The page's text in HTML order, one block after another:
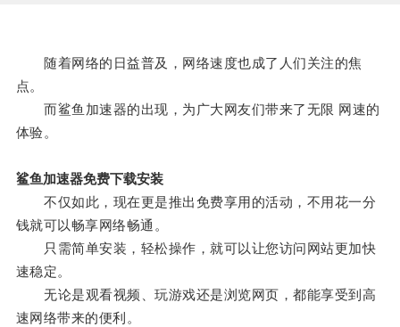
随着网络的日益普及，网络速度也成了人们关注的焦
点。
而鲨鱼加速器的出现，为广大网友们带来了无限 网速的
体验。
鲨鱼加速器免费下载安装
不仅如此，现在更是推出免费享用的活动，不用花一分
钱就可以畅享网络畅通。
只需简单安装，轻松操作，就可以让您访问网站更加快
速稳定。
无论是观看视频、玩游戏还是浏览网页，都能享受到高
速网络带来的便利。